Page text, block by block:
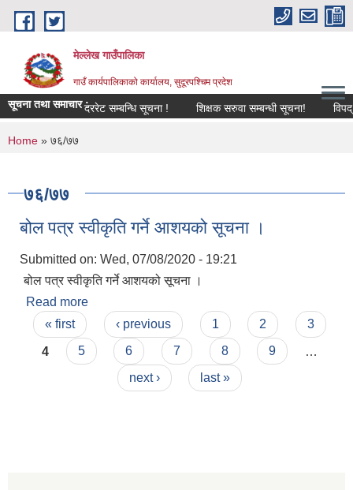
Skip to main content
मेल्लेख गाउँपालिका
गाउँ कार्यपालिकाको कार्यालय, सुदूरपश्चिम प्रदेश
सूचना तथा समाचार :दररेट सम्बन्धि सूचना ! शिक्षक सरुवा सम्बन्धी सूचना! विपद्
You are here
Home » ७६/७७
७६/७७
बोल पत्र स्वीकृति गर्ने आशयको सूचना ।
Submitted on: Wed, 07/08/2020 - 19:21
बोल पत्र स्वीकृति गर्ने आशयको सूचना ।
Read more
Pages
« first ‹ previous 1 2
3
4
5 6 7 8 9
next ›
last »